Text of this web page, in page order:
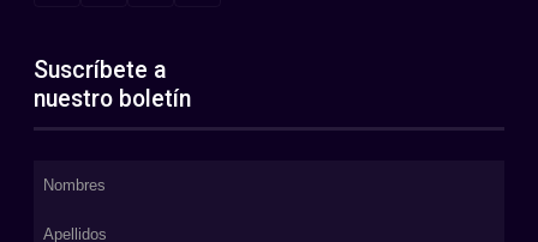
Suscríbete a
nuestro boletín